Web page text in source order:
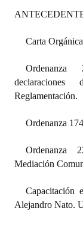
Carta Orgánica
Reglamento
Digesto
Organigrama
DOCUMENTOS
Proyectos
Carta
Ordenanza
Reglamentación.
Ordenanza
Ordenanza
Mediación
Capacitación
Alejandro Nato.